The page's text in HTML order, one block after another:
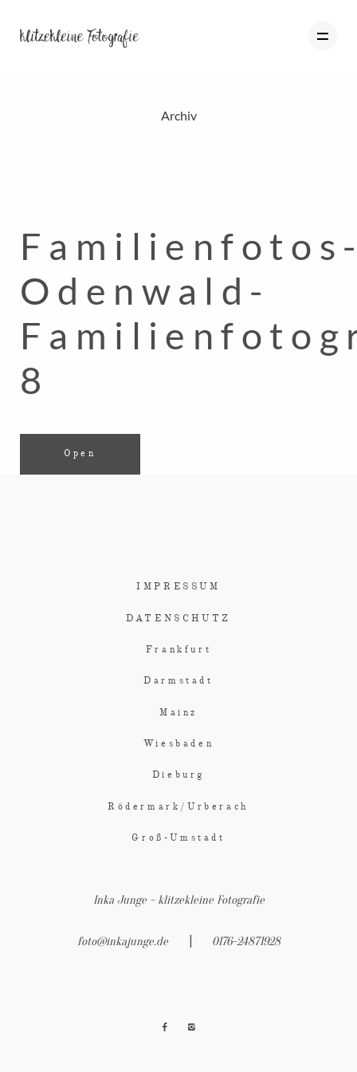
INFO
KONTAKT
Archiv
Odenwald-
8
Open
IMPRESSUM
DATENSCHUTZ
Frankfurt
Darmstadt
Mainz
Wiesbaden
Dieburg
Rödermark/Urberach
Groß-Umstadt
Inka Junge - klitzekleine Fotografie
foto@inkajunge.de 0176-24871928